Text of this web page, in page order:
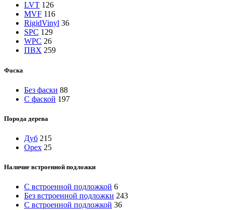
LVT 126
MVF 116
RigidVinyl 36
SPC 129
WPC 26
ПВХ 259
Фаска
Без фаски 88
С фаской 197
Порода дерева
Дуб 215
Орех 25
Наличие встроенной подложки
C встроенной подложкой 6
Без встроенной подложки 243
С встроенной подложкой 36